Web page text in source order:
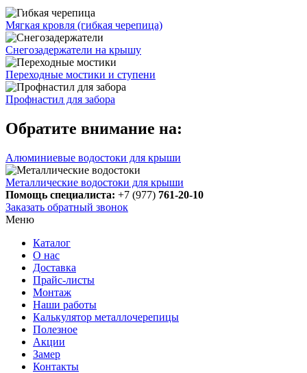
Мягкая кровля (гибкая черепица)
Снегозадержатели на крышу
Переходные мостики и ступени
Профнастил для забора
Обратите внимание на:
Алюминиевые водостоки для крыши
Металлические водостоки для крыши
Помощь специалиста: +7 (977) 761-20-10
Заказать обратный звонок
Меню
Каталог
О нас
Доставка
Прайс-листы
Монтаж
Наши работы
Калькулятор металлочерепицы
Полезное
Акции
Замер
Контакты